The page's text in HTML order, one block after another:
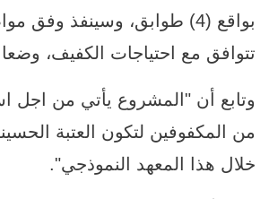
بواقع (4) طوابق، وسينفذ وفق
تتوافق مع احتياجات الكفيف،
وتابع أن "المشروع يأتي من اجل
من المكفوفين لتكون العتبة
خلال هذا المعهد النموذجي".